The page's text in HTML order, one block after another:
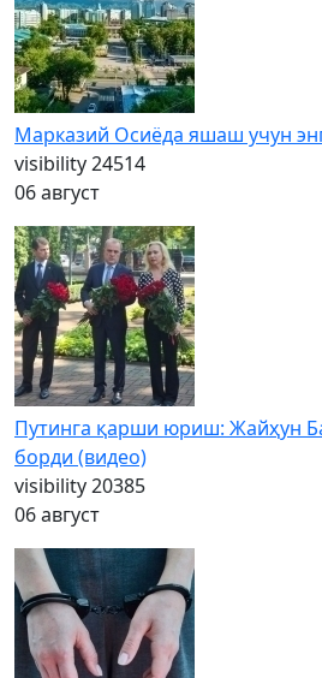
Марказий Осиёда яшаш учун
visibility24514
06 август
Путинга қарши юриш: Жайҳун
борди (видео)
visibility20385
06 август